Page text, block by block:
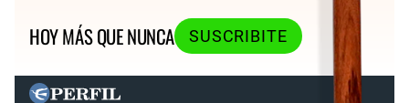
HOY MÁS QUE NUNCA
SUSCRIBITE